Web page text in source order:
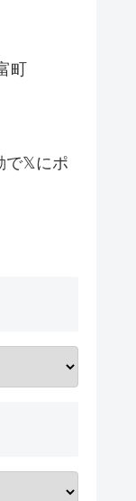
町
で𝕏にポ